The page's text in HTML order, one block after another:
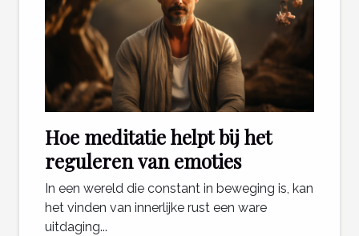
Hoe meditatie helpt bij het
reguleren van emoties
In een wereld die constant in beweging is, kan
het vinden van innerlijke rust een ware
uitdaging...